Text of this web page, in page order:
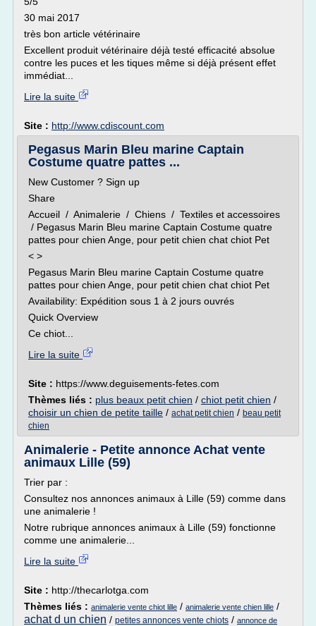
30 mai 2017
très bon article vétérinaire
Excellent produit vétérinaire déjà testé efficacité absolue
contre les puces et les tiques même si déjà présent effet
immédiat...
Lire la suite
Site : http://www.cdiscount.com
Pegasus Marin Bleu marine Captain
Costume quatre pattes ...
New Customer ? Sign up
Share
Accueil / Animalerie / Chiens / Textiles et accessoires
/ Pegasus Marin Bleu marine Captain Costume quatre
pattes pour chien Ange, pour petit chien chat chiot Pet
< >
Pegasus Marin Bleu marine Captain Costume quatre
pattes pour chien Ange, pour petit chien chat chiot Pet
Availability: Expédition sous 1 à 2 jours ouvrés
Quick Overview
Ce chiot...
Lire la suite
Site : https://www.deguisements-fetes.com
Thèmes liés : plus beaux petit chien / chiot petit chien /
choisir un chien de petite taille / achat petit chien / beau petit
chien
Animalerie - Petite annonce Achat vente
animaux Lille (59)
Trier par :
Consultez nos annonces animaux à Lille (59) comme dans
une animalerie !
Notre rubrique annonces animaux à Lille (59) fonctionne
comme une animalerie...
Lire la suite
Site : http://thecarlotga.com
Thèmes liés : animalerie vente chiot lille / animalerie vente chien lille /
achat d un chien / petites annonces vente chiots / annonce de